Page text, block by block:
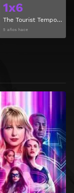
1x6
The Tourist Temporada 1 Capitulo 6
5 años hace